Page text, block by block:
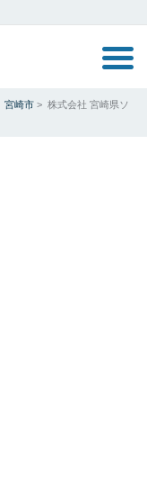
宮崎市 > 株式会社 宮崎県ソ